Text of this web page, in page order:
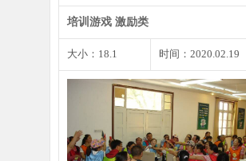
培训游戏 激励类
大小：18.1 时间：2020.02.19
见面3分钟时是你留给他人第一印
象的最重要的时刻，同样…